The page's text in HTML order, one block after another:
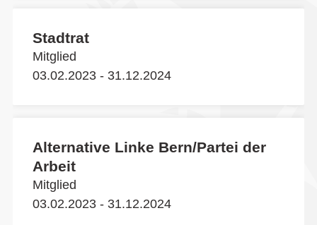
Stadtrat
Mitglied
03.02.2023 - 31.12.2024
Alternative Linke Bern/Partei der
Arbeit
Mitglied
03.02.2023 - 31.12.2024